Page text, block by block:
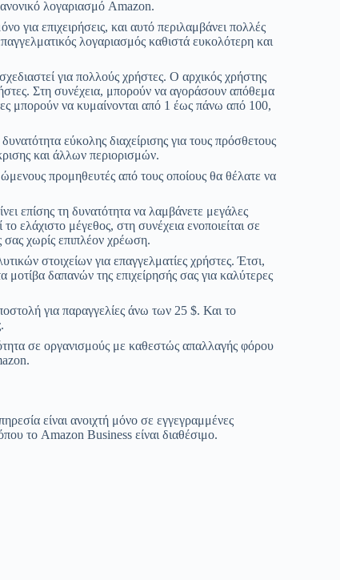
λογαριασμό Amazon.
για επιχειρήσεις, και αυτό περιλαμβάνει πολλές
λογαριασμός καθιστά ευκολότερη και
για πολλούς χρήστες. Ο αρχικός χρήστης
Στη συνέχεια, μπορούν να αγοράσουν απόθεμα
μπορούν να κυμαίνονται από 1 έως πάνω από 100,
εύκολης διαχείρισης για τους πρόσθετους
και άλλων περιορισμών.
προμηθευτές από τους οποίους θα θέλατε να
επίσης τη δυνατότητα να λαμβάνετε μεγάλες
ελάχιστο μέγεθος, στη συνέχεια ενοποιείται σε
σας χωρίς επιπλέον χρέωση.
στοιχείων για επαγγελματίες χρήστες. Έτσι,
μοτίβα δαπανών της επιχείρησής σας για καλύτερες
για παραγγελίες άνω των 25 $. Και το
σε οργανισμούς με καθεστώς απαλλαγής φόρου
είναι ανοιχτή μόνο σε εγγεγραμμένες
το Amazon Business είναι διαθέσιμο.